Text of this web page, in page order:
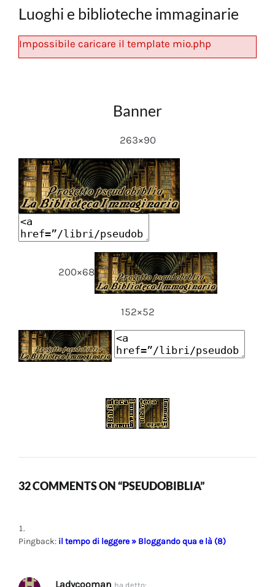
Luoghi e biblioteche immaginarie
Impossibile caricare il template mio.php
Banner
263×90
200×68
152×52
32 COMMENTS ON “PSEUDOBIBLIA”
Pingback: il tempo di leggere » Bloggando qua e là (8)
Ladycooman ha detto: